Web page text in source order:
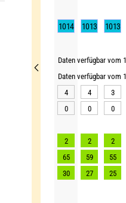
1014 1013 1013
Daten verfügbar vom
Daten verfügbar vom
4
4 3
0
0 0
2 2 2
65
59 55
30
27 25